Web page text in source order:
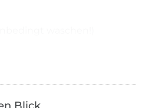
Handgriff erklärt wird.